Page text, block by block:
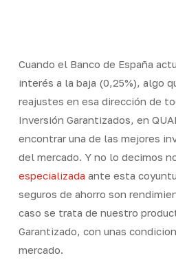
contentCuando el Banco de España
interés a la baja (0,25%), algo
reajustes en esa dirección de
Inversión Garantizados, en
encontrar una de las mejores
del mercado. Y no lo decimos
especializada ante esta
seguros de ahorro son
caso se trata de nuestro
Garantizado, con unas
mercado.